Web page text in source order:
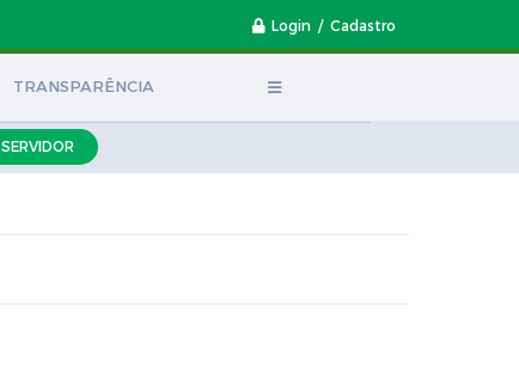
Login / Cadastro
TRANSPARÊNCIA
SERVIDOR